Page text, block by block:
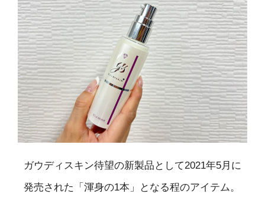
ガウディスキン待望の新製品として2021年5月に
発売された「渾身の1本」となる程のアイテム。